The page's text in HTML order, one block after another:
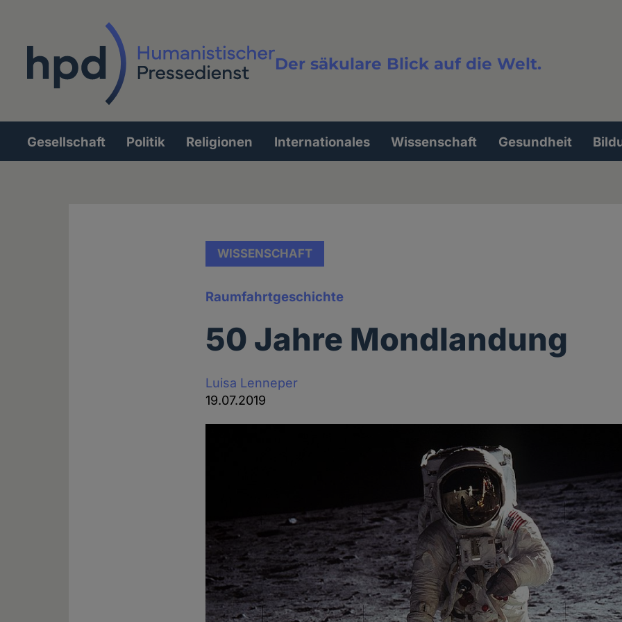
Der säkulare Blick auf die Welt.
Volltextsuche
Hauptnavigation
Gesellschaft Politik Religionen Internationales Wissenschaft Gesundheit
WISSENSCHAFT
Raumfahrtgeschichte
50 Jahre Mondlandung
Luisa Lenneper
19.07.2019